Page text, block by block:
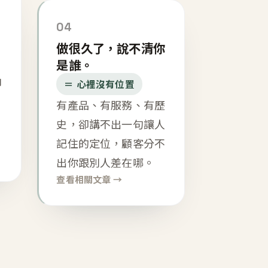
04
做很久了，說不清你
是誰。
＝ 心裡沒有位置
有產品、有服務、有歷
史，卻講不出一句讓人
記住的定位，顧客分不
出你跟別人差在哪。
查看相關文章 →